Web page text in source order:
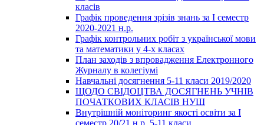
класів
Графік проведення зрізів знань за І семестр
2020-2021 н.р.
Графік контрольних робіт з української мови
та математики у 4-х класах
План заходів з впровадження Електронного
Журналу в колегіумі
Навчальні досягнення 5-11 класи 2019/2020
ЩОДО СВІДОЦТВА ДОСЯГНЕНЬ УЧНІВ
ПОЧАТКОВИХ КЛАСІВ НУШ
Внутрішній моніторинг якості освіти за І
семестр 20/21 н.р. 5-11 класи